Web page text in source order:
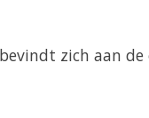
zich aan